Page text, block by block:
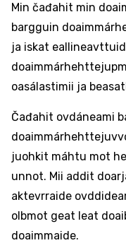
Min čađahit min
bargguin
ja iskat
oasálastimii ja
Čađahit ovdáneami
juohkit máhtu mot
unnot. Mii addit
aktevrraide
olbmot geat leat
doaimmaide.